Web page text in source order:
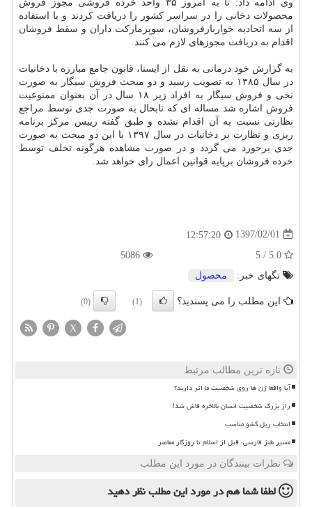
وی ادامه داد: تا به امروز ۳۵ واحد خرده فروشی مجوز فروش
محصولات دخانی را در سراسر كشور را دریافت كردند و با استفاده
از سه اتحادیه خواربارفروشان، سوپرماركت داران و سقط فروشان
اقدام به دریافت مجوزهای لازم می كنند.
به گزارش خود درمانی به نقل از ایسنا، قانون جامع مبارزه با دخانیات
در سال ۱۳۸۵ به تصویب رسید و دو مبحث فروش سیگار به صورت
نخی و فروش سیگار به افراد زیر ۱۸ سال در آن بعنوان ممنوعیت
فروش اشاره شد مساله ای كه تابحال به صورت جدی توسط مراجع
نظارتی نسبت به آن اقدام نشده و طبق گفته رییس مركز برنامه
ریزی و نظارت بر دخانیات در سال ۱۳۹۷ با این دو مبحث به صورت
جدی برخورد می گردد و در صورت مشاهده هرگونه تخلف توسط
خرده فروشان برپایه قوانین اعمال رای خواهد شد.
1397/02/01
12:57:20
تگهای خبر:
محصول
این مطلب را می پسندید؟ (1)
(0)
X
تازه ترین مطالب مرتبط
آیا واقعا ژن ها روی شخصیت ما اثر دارند؟
راز بزرگ شخصیت انسان بالاخره فاش شد!
انتخاب ریل کشو مناسب
مسیر طنز فارسی، قبل از اسلام تا روزگار معاصر
نظرات بینندگان در مورد این مطلب
لطفا شما همدر مورد این مطلبنظر دهید